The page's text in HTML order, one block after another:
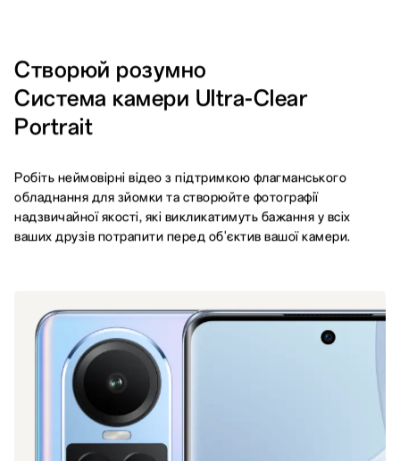
Створюй розумно
Система камери Ultra-Clear
Portrait
Робіть неймовірні відео з підтримкою флагманського
обладнання для зйомки та створюйте фотографії
надзвичайної якості, які викликатимуть бажання у всіх
ваших друзів потрапити перед об'єктив вашої камери.